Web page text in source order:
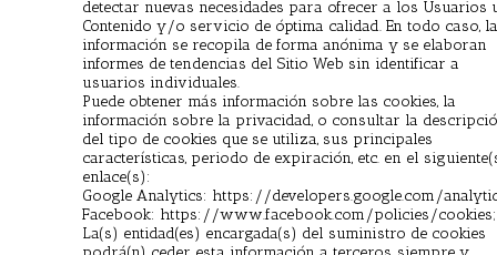
detectar nuevas necesidades para ofrecer a los Usuarios
Contenido y/o servicio de óptima calidad. En todo caso,
información se recopila de forma anónima y se elaboran
informes de tendencias del Sitio Web sin identificar a
usuarios individuales.
Puede obtener más información sobre las cookies, la
información sobre la privacidad, o consultar la
del tipo de cookies que se utiliza, sus principales
características, periodo de expiración, etc. en el
enlace(s):
Google Analytics: https://developers.google.com/
Facebook: https://www.facebook.com/policies/cookies;
La(s) entidad(es) encargada(s) del suministro de cookies